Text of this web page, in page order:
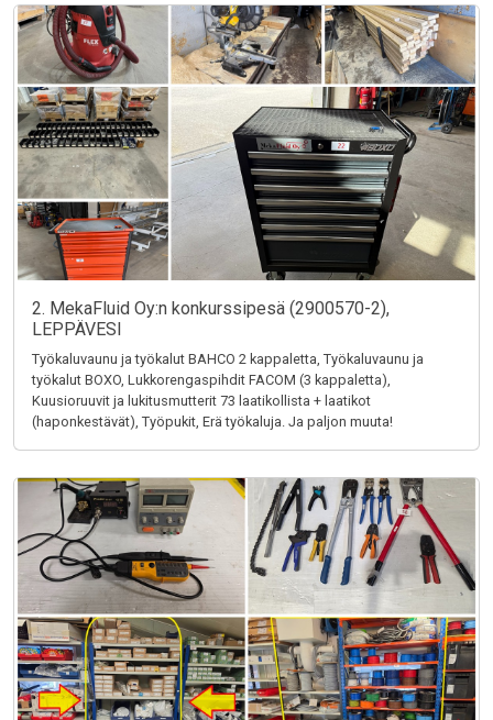
2. MekaFluid Oy:n konkurssipesä (2900570-2),
LEPPÄVESI
Työkaluvaunu ja työkalut BAHCO 2 kappaletta, Työkaluvaunu ja
työkalut BOXO, Lukkorengaspihdit FACOM (3 kappaletta),
Kuusioruuvit ja lukitusmutterit 73 laatikollista + laatikot
(haponkestävät), Työpukit, Erä työkaluja. Ja paljon muuta!